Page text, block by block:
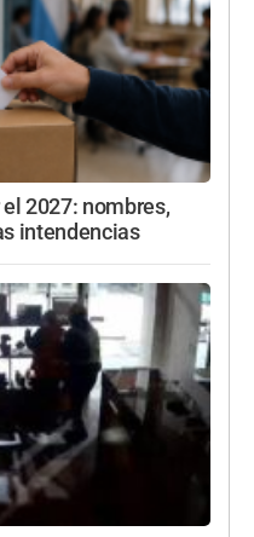
2027: nombres,
intendencias